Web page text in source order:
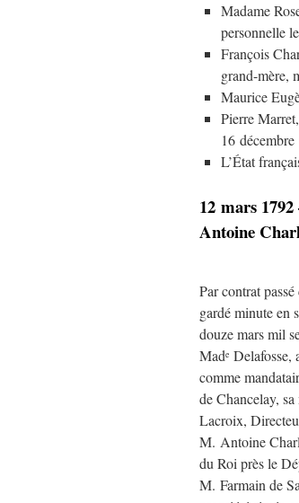
Madame
personnelle
François
grand-mère,
Maurice
Pierre
16 décembre
L’État
12 mars
Antoine
Par contrat
gardé minute en
douze mars mil
Made Delafosse,
comme
de Chancelay,
Lacroix,
M. Antoine
du Roi près le
M. Farmain de